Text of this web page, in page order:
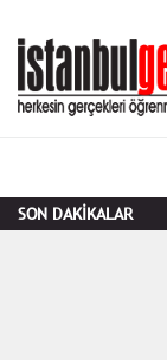
SON DAKİKALAR